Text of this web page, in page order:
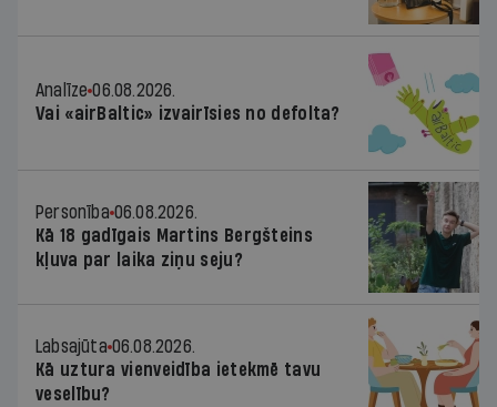
Analīze 06.08.2026.
Vai «airBaltic» izvairīsies no defolta?
Personība 06.08.2026.
Kā 18 gadīgais Martins Bergšteins
kļuva par laika ziņu seju?
Labsajūta 06.08.2026.
Kā uztura vienveidība ietekmē tavu
veselību?